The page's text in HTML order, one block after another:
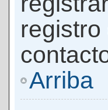
Arriba